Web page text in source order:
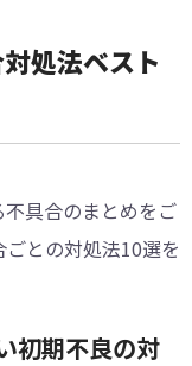
処法ベスト
具合のまとめをご
との対処法10選を
初期不良の対